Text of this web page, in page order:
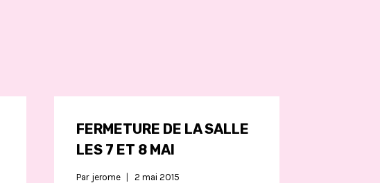
FERMETURE DE LA SALLE
LES 7 ET 8 MAI
Par jerome 2 mai 2015